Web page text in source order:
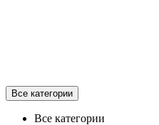
Все категории
Все категории